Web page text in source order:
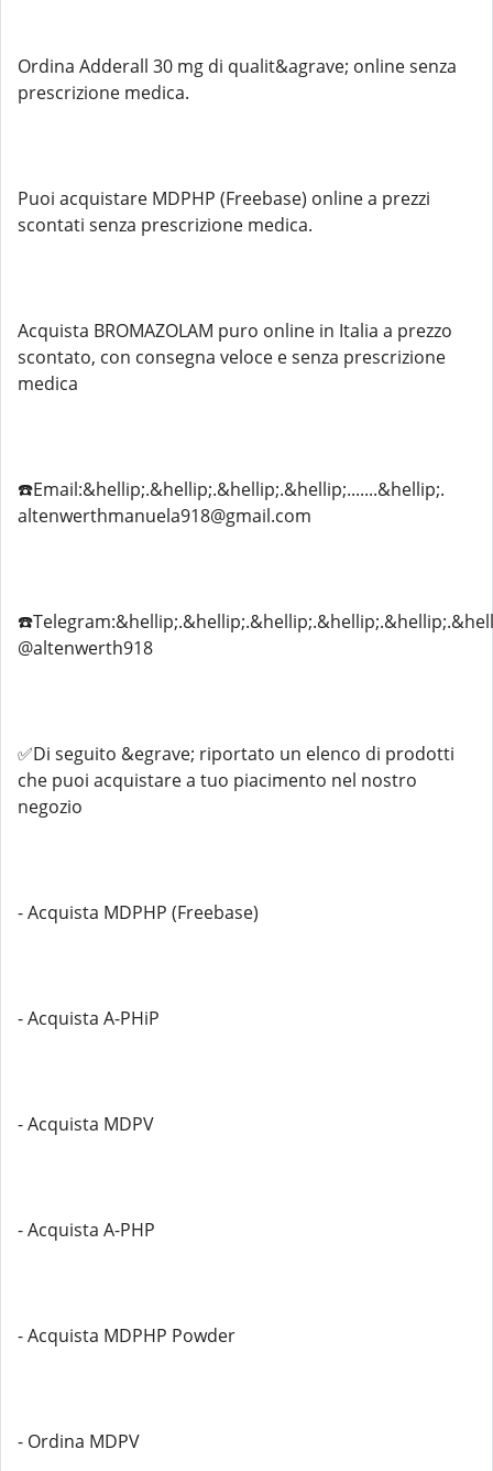
Ordina Adderall 30 mg di qualit&agrave; online senza
prescrizione medica.
Puoi acquistare MDPHP (Freebase) online a prezzi
scontati senza prescrizione medica.
Acquista BROMAZOLAM puro online in Italia a prezzo
scontato, con consegna veloce e senza prescrizione
medica
☎️Email:&hellip;.&hellip;.&hellip;.&hellip;.......&hellip;.
altenwerthmanuela918@gmail.com
@altenwerth918
✅Di seguito &egrave; riportato un elenco di prodotti
che puoi acquistare a tuo piacimento nel nostro
negozio
- Acquista MDPHP (Freebase)
- Acquista A-PHiP
- Acquista MDPV
- Acquista A-PHP
- Acquista MDPHP Powder
- Ordina MDPV